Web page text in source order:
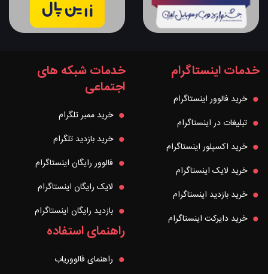
خدمات اینستاگرام
خرید فالوور اینستاگرام
تبلیغات در اینستاگرام
خرید اکسپلور اینستاگرام
خرید لایک اینستاگرام
خرید بازدید اینستاگرام
خرید دایرکت اینستاگرام
خدمات شبکه های
اجتماعی
خرید ممبر تلگرام
خرید بازدید تلگرام
فالوور رایگان اینستاگرام
لایک رایگان اینستاگرام
بازدید رایگان اینستاگرام
راهنمای استفاده
راهنمای فالووریاب